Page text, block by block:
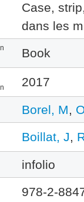
Case,
dans les
Book
2017
Borel, M,
Boillat, J,
infolio
978-2-